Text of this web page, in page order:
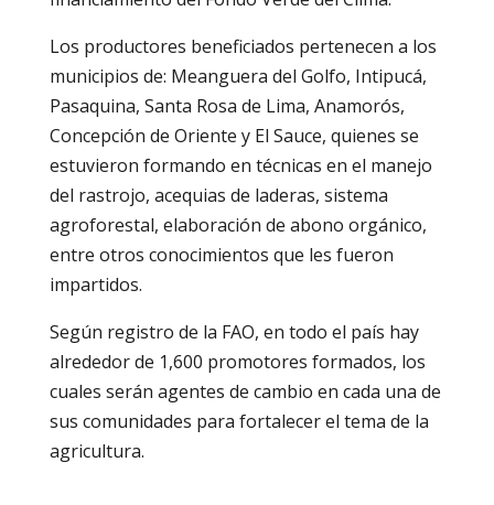
Los productores beneficiados pertenecen a los
municipios de: Meanguera del Golfo, Intipucá,
Pasaquina, Santa Rosa de Lima, Anamorós,
Concepción de Oriente y El Sauce, quienes se
estuvieron formando en técnicas en el manejo
del rastrojo, acequias de laderas, sistema
agroforestal, elaboración de abono orgánico,
entre otros conocimientos que les fueron
impartidos.
Según registro de la FAO, en todo el país hay
alrededor de 1,600 promotores formados, los
cuales serán agentes de cambio en cada una de
sus comunidades para fortalecer el tema de la
agricultura.